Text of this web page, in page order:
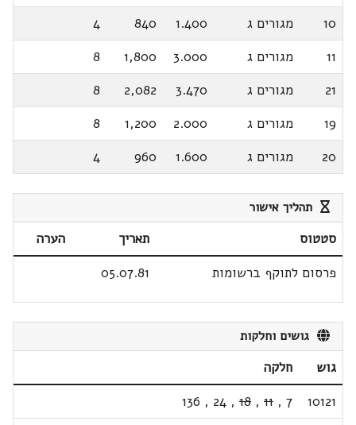
10 מגורים ג 1.400
840
4
11
מגורים ג 3.000
1,800
8
21
מגורים ג 3.470
2,082
8
19
מגורים ג 2.000
1,200
8
20
מגורים ג 1.600
960
4
תהליך אישור
סטטוס תאריך
הערה
פרסום לתוקף ברשומות
05.07.81
גושים וחלקות
גוש
חלקה
10121
7
,
11
,
18
,
24
,
136